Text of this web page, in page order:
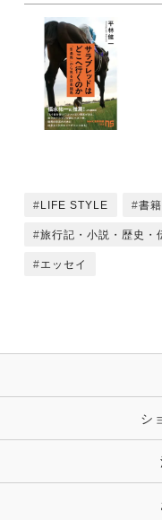
LIFE STYLE 書
旅行記・小説・歴史・
エッセイ
シ